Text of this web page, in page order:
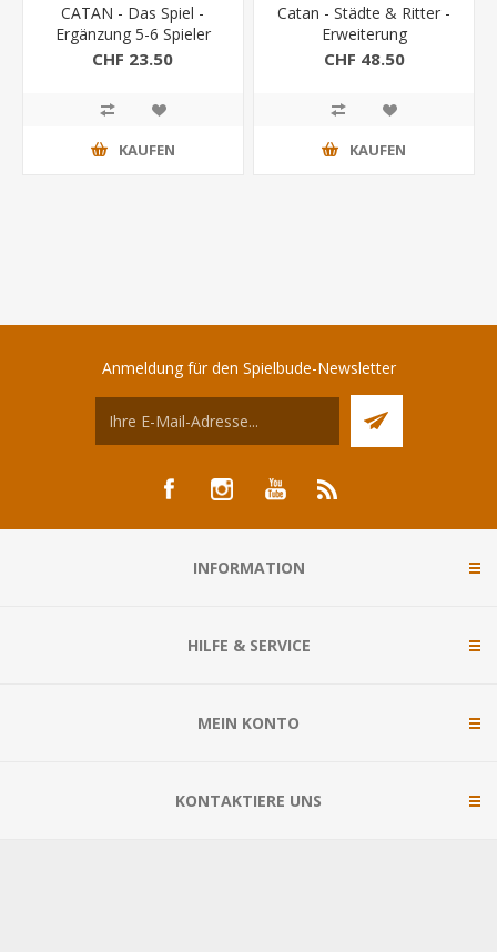
CATAN - Das Spiel -
Ergänzung 5-6 Spieler
CHF 23.50
KAUFEN
Catan - Städte & Ritter -
Erweiterung
CHF 48.50
KAUFEN
Anmeldung für den Spielbude-Newsletter
INFORMATION
HILFE & SERVICE
MEIN KONTO
KONTAKTIERE UNS